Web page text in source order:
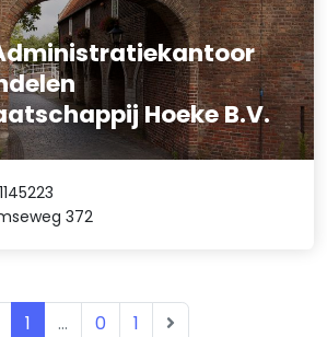
Hoeke B.V.
372
1 ... 0 1